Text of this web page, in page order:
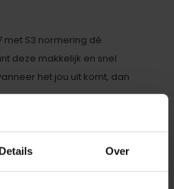
Details Over
met S3 normering dé
deze makkelijk en snel
het jou uit komt, dan
passen? Dan kan dat in onze
dan kun je altijd contact